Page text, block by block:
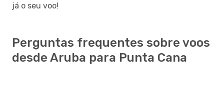
já o seu voo!
Perguntas frequentes sobre voos
desde Aruba para Punta Cana